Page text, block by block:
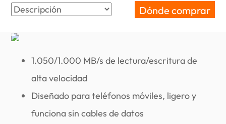
Dónde comprar
1.050/1.000 MB/s de lectura/escritura de
alta velocidad
Diseñado para teléfonos móviles, ligero y
funciona sin cables de datos